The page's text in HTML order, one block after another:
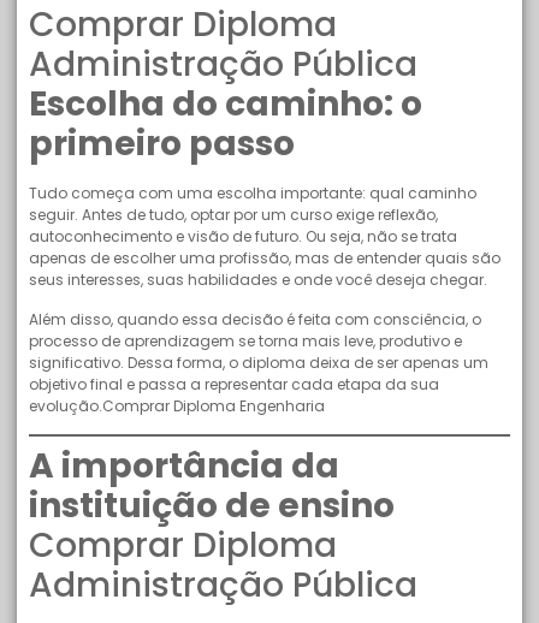
Comprar Diploma
Administração Pública
Escolha do caminho: o
primeiro passo
Tudo começa com uma escolha importante: qual caminho
seguir. Antes de tudo, optar por um curso exige reflexão,
autoconhecimento e visão de futuro. Ou seja, não se trata
apenas de escolher uma profissão, mas de entender quais são
seus interesses, suas habilidades e onde você deseja chegar.
Além disso, quando essa decisão é feita com consciência, o
processo de aprendizagem se torna mais leve, produtivo e
significativo. Dessa forma, o diploma deixa de ser apenas um
objetivo final e passa a representar cada etapa da sua
evolução.Comprar Diploma Engenharia
A importância da
instituição de ensino
Comprar Diploma
Administração Pública